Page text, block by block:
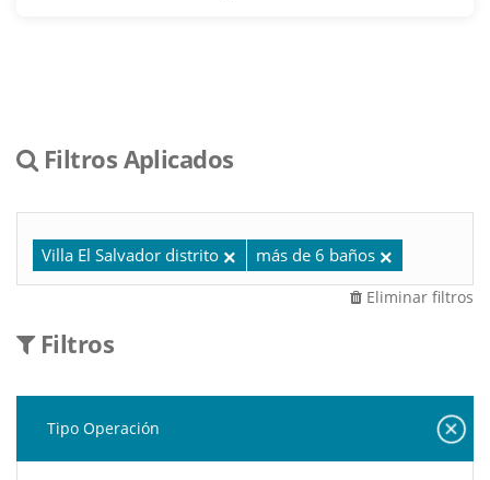
Filtros Aplicados
Villa El Salvador distrito más de 6 baños
Eliminar filtros
Filtros
Tipo Operación